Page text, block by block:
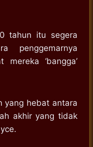
tahun itu segera
penggemarnya
‘bangga’
yang hebat antara
akhir yang tidak